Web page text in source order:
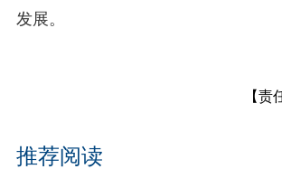
发展。
【责
推荐阅读